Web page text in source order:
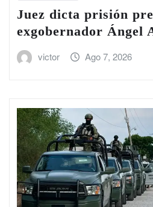
Juez dicta prisión
exgobernador Ángel
victor Ago 7, 2026